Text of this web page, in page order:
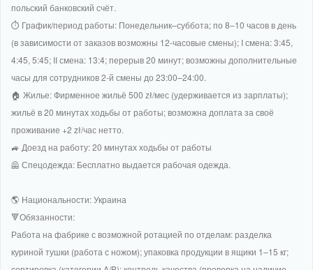
польский банковский счёт.
⏱️ График/период работы: Понедельник–суббота; по 8–10 часов в день
(в зависимости от заказов возможны 12-часовые смены); I смена: 3:45,
4:45, 5:45; II смена: 13:4; перерыв 20 минут; возможны дополнительные
часы для сотрудников 2-й смены до 23:00–24:00.
🏠 Жилье: Фирменное жильё 500 zł/мес (удерживается из зарплаты);
жильё в 20 минутах ходьбы от работы; возможна доплата за своё
проживание +2 zł/час нетто.
🚙 Доезд на работу: 20 минутах ходьбы от работы
🦺 Спецодежда: Бесплатно выдается рабочая одежда.
🌎 Национальности: Украина
🔻Обязанности:
Работа на фабрике с возможной ротацией по отделам: разделка
куриной тушки (работа с ножом); упаковка продукции в ящики 1–15 кг;